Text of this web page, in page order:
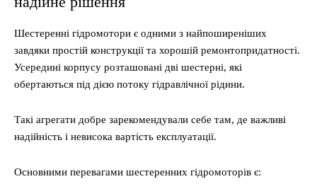
Шестеренні гідромотори є одними з найпоширеніших
завдяки простій конструкції та хорошій ремонтопридатності.
Усередині корпусу розташовані дві шестерні, які
обертаються під дією потоку гідравлічної рідини.
Такі агрегати добре зарекомендували себе там, де важливі
надійність і невисока вартість експлуатації.
Основними перевагами шестеренних гідромоторів є: